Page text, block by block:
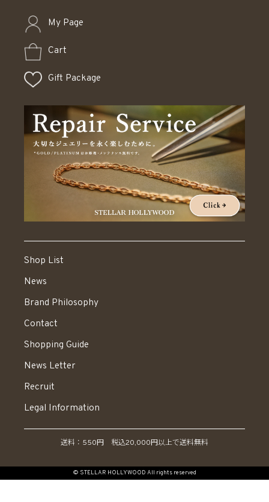
My Page
Cart
Gift Package
Shop List
News
Brand Philosophy
Contact
Shopping Guide
News Letter
Recruit
Legal Information
送料：550円 税込20,000円以上で送料無料
© STELLAR HOLLYWOOD All rights reserved